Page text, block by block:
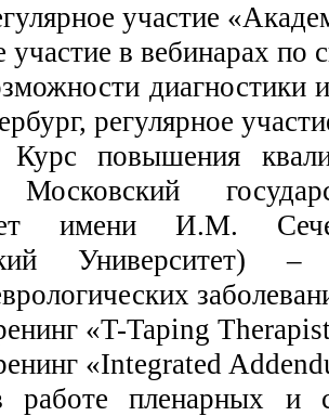
участие
участие в вебинарах по
диагностики
регулярное
повышения
имени И.М.
Университет)
«T-Taping
«Integrated
работе пленарных и